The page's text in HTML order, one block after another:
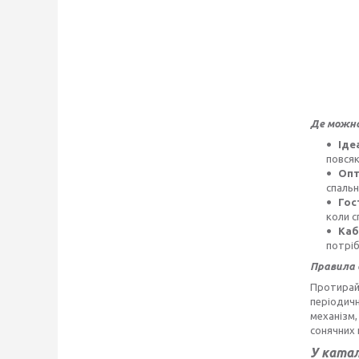
Де
коли
Правила
сонячних
У